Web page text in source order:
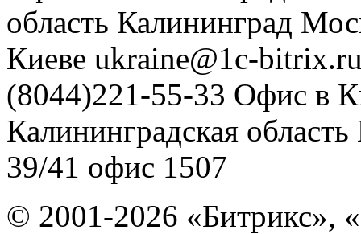
область Калининград
Киеве ukraine@1c-
(8044)221-55-33 Офис в
Калининградская область
39/41 офис 1507
© 2001-2026 «Битрикс»,